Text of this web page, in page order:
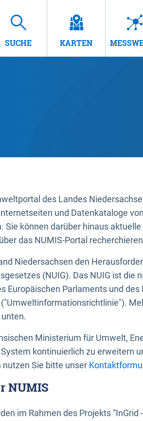
SUCHE KARTEN
des Landes
und Datenkataloge
Sie können darüber hinaus
das NUMIS-Portal
Niedersachsen den
(NUIG). Das NUIG ist die
Europäischen Parlaments und
Ministerium für Umwelt,
kontinuierlich zu erweitern
Sie bitte unser
NUMIS
im Rahmen des Projekts “InGrid